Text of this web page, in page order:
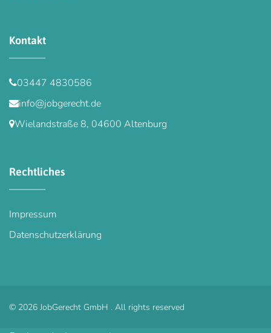
Kontakt
03447 4830586
info@jobgerecht.de
Wielandstraße 8, 04600 Altenburg
Rechtliches
Impressum
Datenschutzerklärung
© 2026 JobGerecht GmbH . All rights reserved